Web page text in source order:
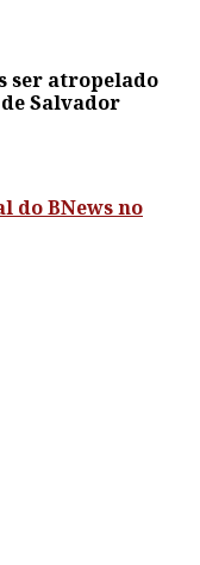
ser atropelado
Salvador
do BNews no